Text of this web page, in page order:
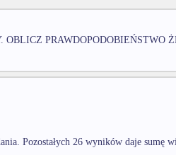
PRAWDOPODOBIEŃSTWO
Pozostałych 26 wyników daje sumę